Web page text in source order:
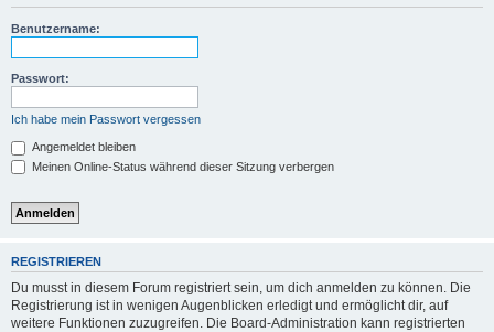
h
Benutzername:
Passwort:
Ich habe mein Passwort vergessen
Angemeldet bleiben
Meinen Online-Status während dieser Sitzung verbergen
REGISTRIEREN
Du musst in diesem Forum registriert sein, um dich anmelden zu können. Die
Registrierung ist in wenigen Augenblicken erledigt und ermöglicht dir, auf
weitere Funktionen zuzugreifen. Die Board-Administration kann registrierten